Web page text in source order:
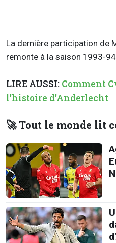
La dernière participation de
remonte à la saison 1993-
LIRE AUSSI: Comment
l'histoire d'Anderlecht
🚀 Tout le monde lit